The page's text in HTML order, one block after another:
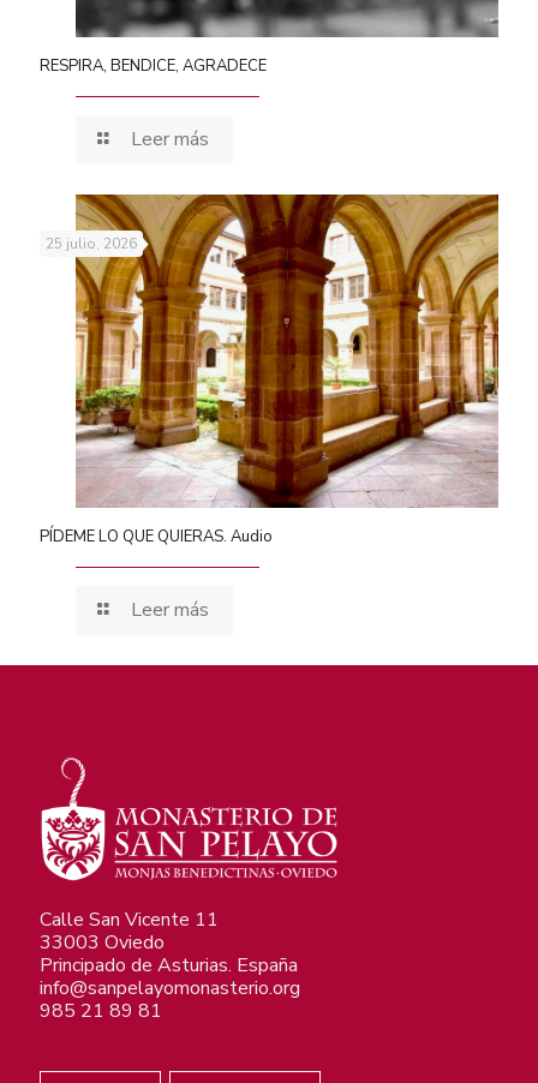
RESPIRA, BENDICE, AGRADECE
Leer más
25 julio, 2026
PÍDEME LO QUE QUIERAS. Audio
Leer más
Calle San Vicente 11
33003 Oviedo
Principado de Asturias. España
info@sanpelayomonasterio.org
985 21 89 81